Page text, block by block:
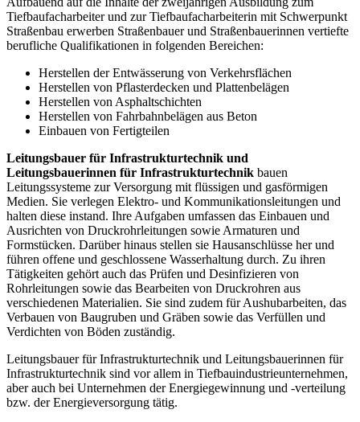
Tiefbaufacharbeiter und zur Tiefbaufacharbeiterin mit Schwerpunkt
Straßenbau erwerben Straßenbauer und Straßenbauerinnen vertiefte
berufliche Qualifikationen in folgenden Bereichen:
Herstellen der Entwässerung von Verkehrsflächen
Herstellen von Pflasterdecken und Plattenbelägen
Herstellen von Asphaltschichten
Herstellen von Fahrbahnbelägen aus Beton
Einbauen von Fertigteilen
Leitungsbauer für Infrastrukturtechnik und
Leitungsbauerinnen für Infrastrukturtechnik bauen
Leitungssysteme zur Versorgung mit flüssigen und gasförmigen
Medien. Sie verlegen Elektro- und Kommunikationsleitungen und
halten diese instand. Ihre Aufgaben umfassen das Einbauen und
Ausrichten von Druckrohrleitungen sowie Armaturen und
Formstücken. Darüber hinaus stellen sie Hausanschlüsse her und
führen offene und geschlossene Wasserhaltung durch. Zu ihren
Tätigkeiten gehört auch das Prüfen und Desinfizieren von
Rohrleitungen sowie das Bearbeiten von Druckrohren aus
verschiedenen Materialien. Sie sind zudem für Aushubarbeiten, das
Verbauen von Baugruben und Gräben sowie das Verfüllen und
Verdichten von Böden zuständig.
Leitungsbauer für Infrastrukturtechnik und Leitungsbauerinnen für
Infrastrukturtechnik sind vor allem in Tiefbauindustrieunternehmen,
aber auch bei Unternehmen der Energiegewinnung und -verteilung
bzw. der Energieversorgung tätig.